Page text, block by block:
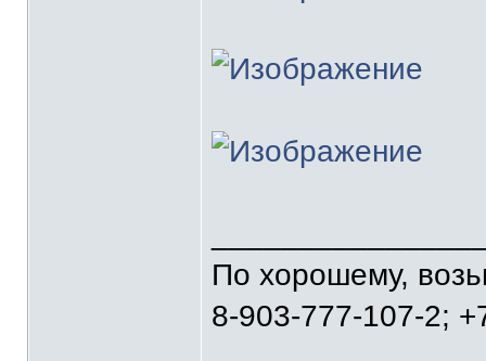
По хорошему,
8-903-777-107-2;